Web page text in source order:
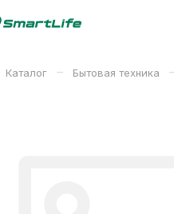
Каталог – Бытовая техника